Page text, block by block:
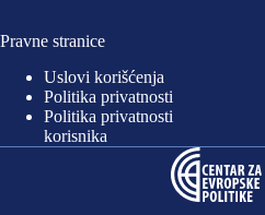
Pravne stranice
Uslovi korišćenja
Politika privatnosti
Politika privatnosti
korisnika